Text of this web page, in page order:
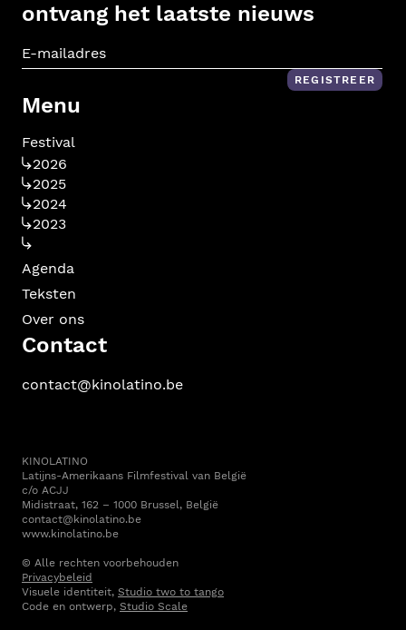
ontvang het laatste nieuws
REGISTREER
Menu
Festival
2026
2025
2024
2023
Agenda
Teksten
Over ons
Contact
contact@kinolatino.be
KINOLATINO
Latijns-Amerikaans Filmfestival van België
c/o ACJJ
Midistraat, 162 – 1000 Brussel, België
contact@kinolatino.be
www.kinolatino.be
© Alle rechten voorbehouden
Privacybeleid
Visuele identiteit, Studio two to tango
Code en ontwerp, Studio Scale